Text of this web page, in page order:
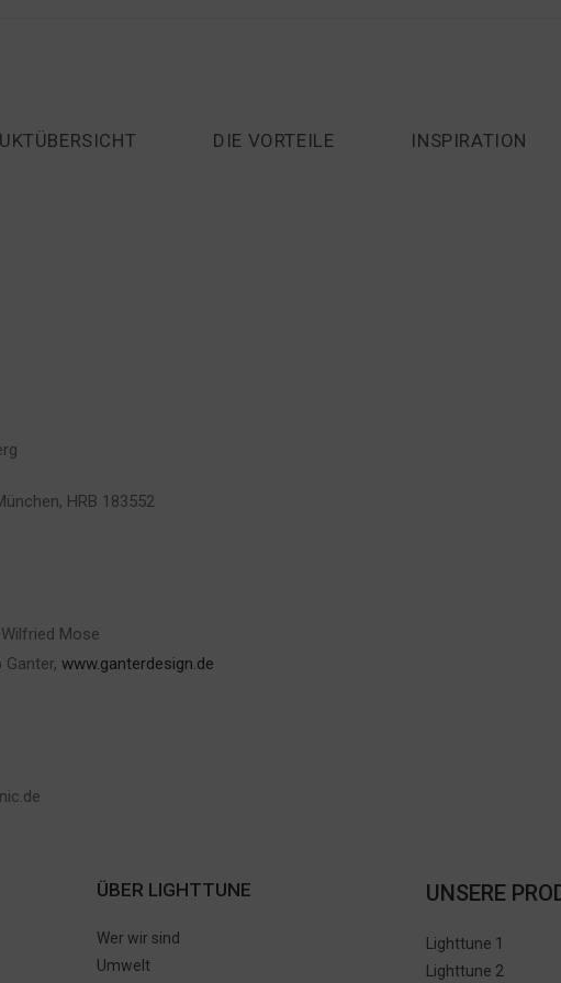
DIE VORTEILE INSPIRATION
HRB 183552
Mose
www.ganterdesign.de
ÜBER LIGHTTUNE
Wer wir sind
Umwelt
UNSERE
Lighttune 1
Lighttune 2